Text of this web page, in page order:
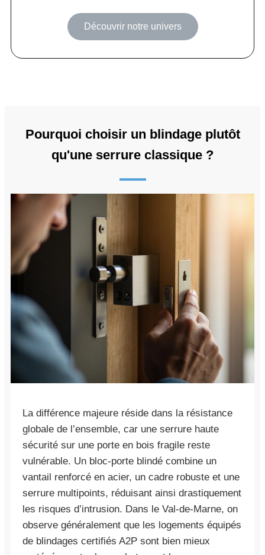
Découvrir notre univers
Pourquoi choisir un blindage plutôt
qu'une serrure classique ?
La différence majeure réside dans la résistance
globale de l’ensemble, car une serrure haute
sécurité sur une porte en bois fragile reste
vulnérable. Un bloc-porte blindé combine un
vantail renforcé en acier, un cadre robuste et une
serrure multipoints, réduisant ainsi drastiquement
les risques d’intrusion. Dans le Val-de-Marne, on
observe généralement que les logements équipés
de blindages certifiés A2P sont bien mieux